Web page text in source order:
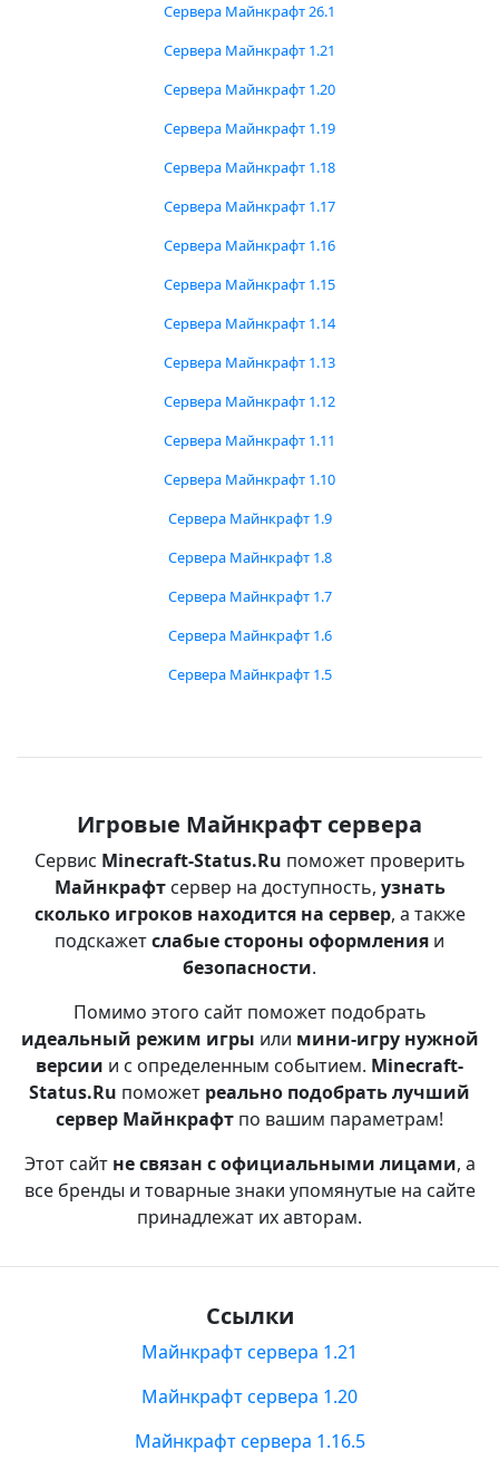
Сервера Майнкрафт 26.1
Сервера Майнкрафт 1.21
Сервера Майнкрафт 1.20
Сервера Майнкрафт 1.19
Сервера Майнкрафт 1.18
Сервера Майнкрафт 1.17
Сервера Майнкрафт 1.16
Сервера Майнкрафт 1.15
Сервера Майнкрафт 1.14
Сервера Майнкрафт 1.13
Сервера Майнкрафт 1.12
Сервера Майнкрафт 1.11
Сервера Майнкрафт 1.10
Сервера Майнкрафт 1.9
Сервера Майнкрафт 1.8
Сервера Майнкрафт 1.7
Сервера Майнкрафт 1.6
Сервера Майнкрафт 1.5
Игровые Майнкрафт сервера
Сервис Minecraft-Status.Ru поможет проверить
Майнкрафтсервер на доступность, узнать
сколько игроков находится на сервер, а также
подскажетслабые стороны оформления и
безопасности.
Помимо этого сайт поможет подобрать
идеальный режим игры или мини-игру нужной
версии и с определенным событием. Minecraft-
Status.Ru поможет реально подобрать лучший
сервер Майнкрафт по вашим параметрам!
Этот сайт не связан с официальными лицами, а
все бренды и товарные знаки упомянутые на сайте
принадлежат их авторам.
Ссылки
Майнкрафт сервера 1.21
Майнкрафт сервера 1.20
Майнкрафт сервера 1.16.5